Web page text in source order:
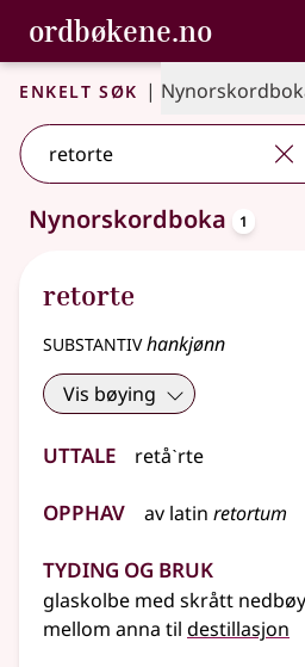
Gå til hovedinnhold
Tilgjengelighet
ordbøkene.no,
Bokmålsordboka og Nynorskordboka
Enkelt søk |
Ett treff.Ytterligere søkeforslag
Nynorskordboka 1
retorte
substantivhankjønn
Vis bøying
Uttale retåˋrte
Opphav av latin retortum
Tyding og bruk
glaskolbe med skrått
mellom anna til destillasjon